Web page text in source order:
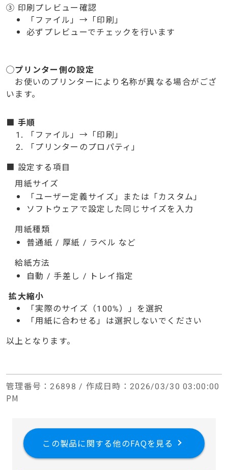
③ 印刷プレビュー確認
「ファイル」 → 「印刷」
必ずプレビューでチェックを行います
◯プリンター側の設定
お使いのプリンターにより名称が異なる場合がござ
います。
■ 手順
「ファイル」 → 「印刷」
「プリンターのプロパティ」
■ 設定する項目
用紙サイズ
「ユーザー定義サイズ」または「カスタム」
ソフトウェアで設定した同じサイズを入力
用紙種類
普通紙 / 厚紙 / ラベル など
給紙方法
自動 / 手差し / トレイ指定
拡大縮小
「実際のサイズ（100%）」を選択
「用紙に合わせる」は選択しないでください
以上となります。
管理番号 ：26898 / 作成日時 ：2026/03/30 03:00:00
PM
この製品に関する他のFAQを見る